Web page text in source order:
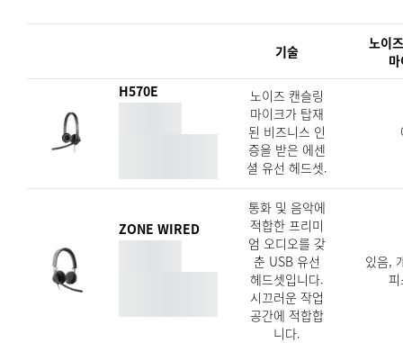
기술
노이
H570E
노이즈 캔슬링
마이크가 탑재
된 비즈니스 인
증을 받은 에센
셜 유선 헤드셋.
ZONE WIRED
통화 및 음악에
적합한 프리미
엄 오디오를 갖
춘 USB 유선
헤드셋입니다.
시끄러운 작업
공간에 적합합
니다.
있음,